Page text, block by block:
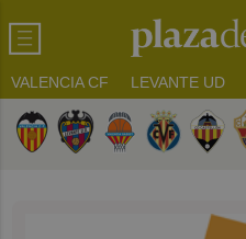
VALENCIA CF LEVANTE UD